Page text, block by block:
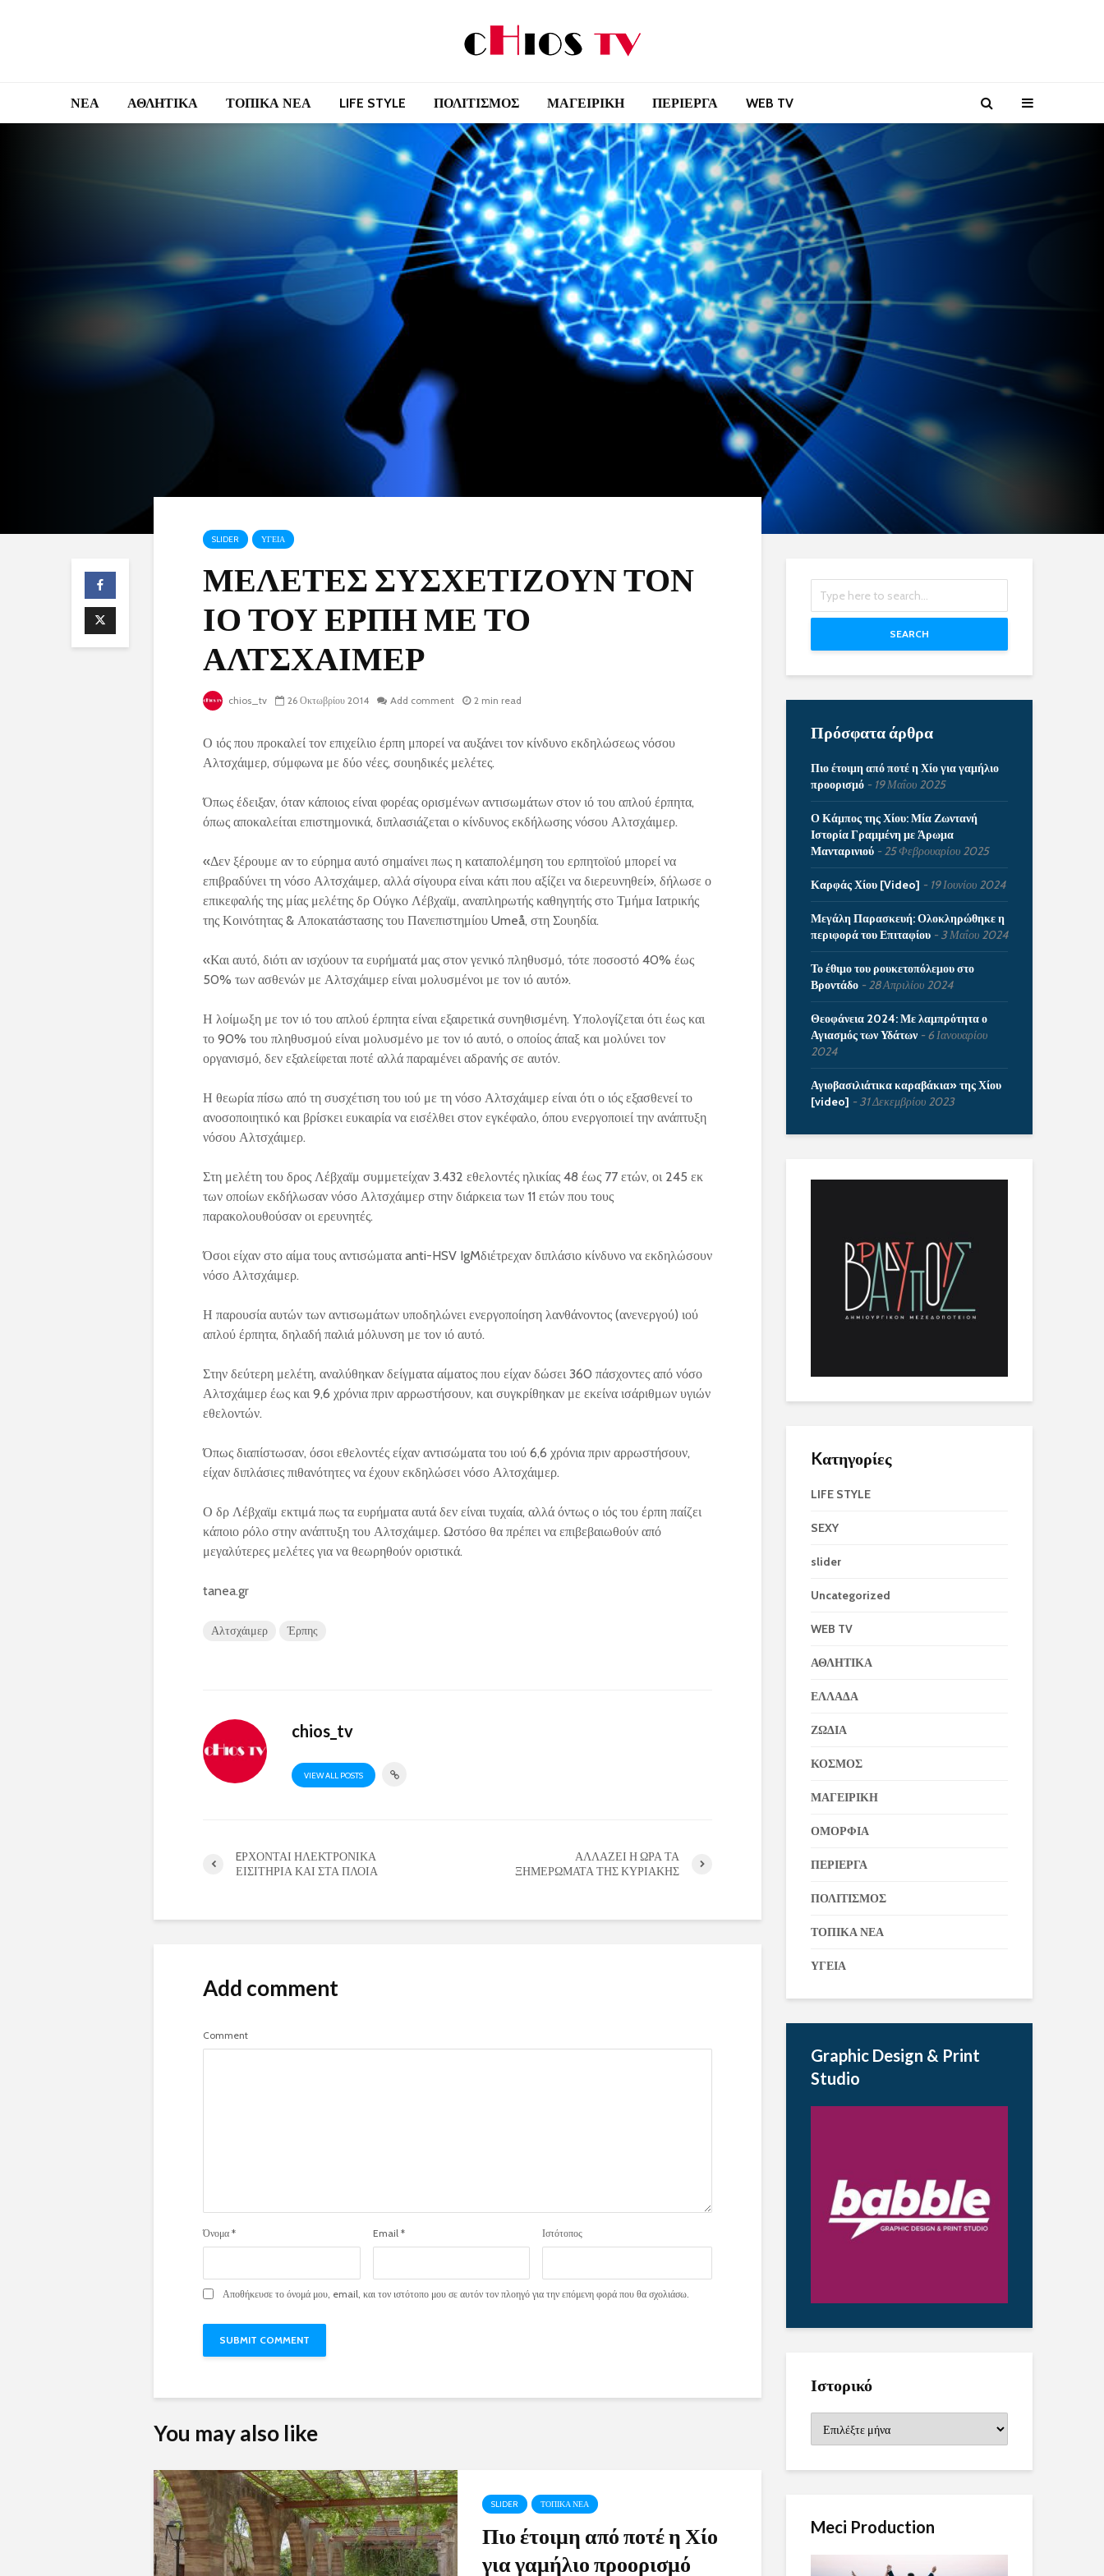
ΝΕΑ ΑΘΛΗΤΙΚΑ ΤΟΠΙΚΑ ΝΕΑ LIFE STYLE ΠΟΛΙΤΙΣΜΟΣ ΜΑΓΕΙΡΙΚΗ ΠΕΡΙΕΡΓΑ WEB TV
SLIDER ΥΓΕΙΑ
ΜΕΛΕΤΕΣ ΣΥΣΧΕΤΙΖΟΥΝ ΤΟΝ
ΙΟ ΤΟΥ ΕΡΠΗ ΜΕ ΤΟ
ΑΛΤΣΧΑΙΜΕΡ
chios_tv 26 Οκτωβρίου 2014 Add comment 2 min read
Ο ιός που προκαλεί τον επιχείλιο έρπη μπορεί να αυξάνει τον κίνδυνο εκδηλώσεως νόσου
Αλτσχάιμερ, σύμφωνα με δύο νέες, σουηδικές μελέτες.
Όπως έδειξαν, όταν κάποιος είναι φορέας ορισμένων αντισωμάτων στον ιό του απλού έρπητα,
όπως αποκαλείται επιστημονικά, διπλασιάζεται ο κίνδυνος εκδήλωσης νόσου Αλτσχάιμερ.
«Δεν ξέρουμε αν το εύρημα αυτό σημαίνει πως η καταπολέμηση του ερπητοϊού μπορεί να
επιβραδύνει τη νόσο Αλτσχάιμερ, αλλά σίγουρα είναι κάτι που αξίζει να διερευνηθεί», δήλωσε ο
επικεφαλής της μίας μελέτης δρ Ούγκο Λέβχαϊμ, αναπληρωτής καθηγητής στο Τμήμα Ιατρικής
της Κοινότητας & Αποκατάστασης του Πανεπιστημίου Umeå, στη Σουηδία.
«Και αυτό, διότι αν ισχύουν τα ευρήματά μας στον γενικό πληθυσμό, τότε ποσοστό 40% έως
50% των ασθενών με Αλτσχάιμερ είναι μολυσμένοι με τον ιό αυτό».
Η λοίμωξη με τον ιό του απλού έρπητα είναι εξαιρετικά συνηθισμένη. Υπολογίζεται ότι έως και
το 90% του πληθυσμού είναι μολυσμένο με τον ιό αυτό, ο οποίος άπαξ και μολύνει τον
οργανισμό, δεν εξαλείφεται ποτέ αλλά παραμένει αδρανής σε αυτόν.
Η θεωρία πίσω από τη συσχέτιση του ιού με τη νόσο Αλτσχάιμερ είναι ότι ο ιός εξασθενεί το
ανοσοποιητικό και βρίσκει ευκαιρία να εισέλθει στον εγκέφαλο, όπου ενεργοποιεί την ανάπτυξη
νόσου Αλτσχάιμερ.
Στη μελέτη του δρος Λέβχαϊμ συμμετείχαν 3.432 εθελοντές ηλικίας 48 έως 77 ετών, οι 245 εκ
των οποίων εκδήλωσαν νόσο Αλτσχάιμερ στην διάρκεια των 11 ετών που τους
παρακολουθούσαν οι ερευνητές.
Όσοι είχαν στο αίμα τους αντισώματα anti-HSV IgMδιέτρεχαν διπλάσιο κίνδυνο να εκδηλώσουν
νόσο Αλτσχάιμερ.
Η παρουσία αυτών των αντισωμάτων υποδηλώνει ενεργοποίηση λανθάνοντος (ανενεργού) ιού
απλού έρπητα, δηλαδή παλιά μόλυνση με τον ιό αυτό.
Στην δεύτερη μελέτη, αναλύθηκαν δείγματα αίματος που είχαν δώσει 360 πάσχοντες από νόσο
Αλτσχάιμερ έως και 9,6 χρόνια πριν αρρωστήσουν, και συγκρίθηκαν με εκείνα ισάριθμων υγιών
εθελοντών.
Όπως διαπίστωσαν, όσοι εθελοντές είχαν αντισώματα του ιού 6,6 χρόνια πριν αρρωστήσουν,
είχαν διπλάσιες πιθανότητες να έχουν εκδηλώσει νόσο Αλτσχάιμερ.
Ο δρ Λέβχαϊμ εκτιμά πως τα ευρήματα αυτά δεν είναι τυχαία, αλλά όντως ο ιός του έρπη παίζει
κάποιο ρόλο στην ανάπτυξη του Αλτσχάιμερ. Ωστόσο θα πρέπει να επιβεβαιωθούν από
μεγαλύτερες μελέτες για να θεωρηθούν οριστικά.
tanea.gr
Αλτσχάιμερ Έρπης
chios_tv
VIEW ALL POSTS
EΡΧΟΝΤΑΙ ΗΛΕΚΤΡΟΝΙΚΑ
ΕΙΣΙΤΗΡΙΑ ΚΑΙ ΣΤΑ ΠΛΟΙΑ
ΑΛΛΑΖΕΙ Η ΩΡΑ ΤΑ
ΞΗΜΕΡΩΜΑΤΑ ΤΗΣ ΚΥΡΙΑΚΗΣ
Add comment
Comment
Όνομα * Email * Ιστότοπος
Αποθήκευσε το όνομά μου, email, και τον ιστότοπο μου σε αυτόν τον πλοηγό για την επόμενη φορά που θα σχολιάσω.
You may also like
SLIDER ΤΟΠΙΚΑ ΝΕΑ
Πιο έτοιμη από ποτέ η Χίο
για γαμήλιο προορισμό
SEARCH
Πρόσφατα άρθρα
Πιο έτοιμη από ποτέ η Χίο για γαμήλιο
προορισμό
19 Μαΐου 2025
Ο Κάμπος της Χίου: Μία Ζωντανή
Ιστορία Γραμμένη με Άρωμα
Μανταρινιού
25 Φεβρουαρίου 2025
Καρφάς Χίου [Video] 19 Ιουνίου 2024
Μεγάλη Παρασκευή: Ολοκληρώθηκε η
περιφορά του Επιταφίου
3 Μαΐου 2024
Το έθιμο του ρουκετοπόλεμου στο
Βροντάδο
28 Απριλίου 2024
Θεοφάνεια 2024: Με λαμπρότητα ο
Αγιασμός των Υδάτων
6 Ιανουαρίου
2024
Αγιοβασιλιάτικα καραβάκια» της Χίου
[video]
31 Δεκεμβρίου 2023
Kατηγορίες
LIFE STYLE
SEXY
slider
Uncategorized
WEB TV
ΑΘΛΗΤΙΚΑ
ΕΛΛΑΔΑ
ΖΩΔΙΑ
ΚΟΣΜΟΣ
ΜΑΓΕΙΡΙΚΗ
ΟΜΟΡΦΙΑ
ΠΕΡΙΕΡΓΑ
ΠΟΛΙΤΙΣΜΟΣ
ΤΟΠΙΚΑ ΝΕΑ
ΥΓΕΙΑ
Graphic Design & Print
Studio
Ιστορικό
Meci Production